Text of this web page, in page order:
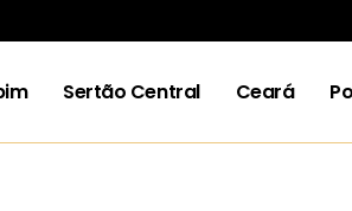
Sertão Central Ceará